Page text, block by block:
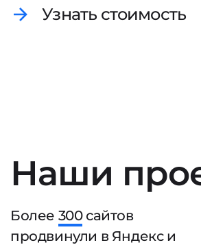
Узнать стоимость
Наши
Более 300сайтов
продвинули в Яндекс и